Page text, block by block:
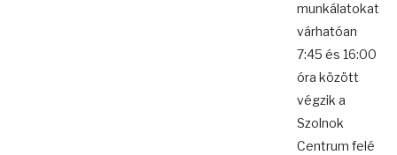
munkálatokat
várhatóan
7:45 és 16:00
óra között
végzik a
Szolnok
Centrum felé